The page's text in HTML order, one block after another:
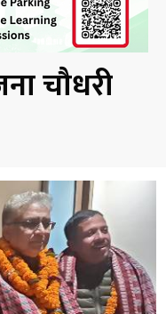
चौधरी